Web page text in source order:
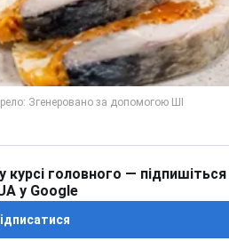
курсі головного — підпишіться
у Google